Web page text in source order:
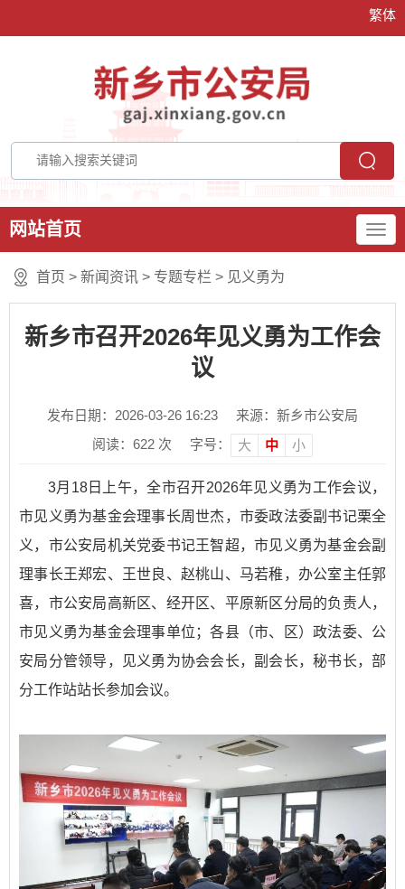
繁体
网站首页
首页 > 新闻资讯 > 专题专栏 > 见义勇为
新乡市召开2026年见义勇为工作会
议
发布日期：2026-03-26 16:23
来源：新乡市公安局
阅读： 622 次 字号： 大 中 小
3月18日上午，全市召开2026年见义勇为工作会议，
市见义勇为基金会理事长周世杰，市委政法委副书记栗全
义，市公安局机关党委书记王智超，市见义勇为基金会副
理事长王郑宏、王世良、赵桃山、马若稚，办公室主任郭
喜，市公安局高新区、经开区、平原新区分局的负责人，
市见义勇为基金会理事单位；各县（市、区）政法委、公
安局分管领导，见义勇为协会会长，副会长，秘书长，部
分工作站站长参加会议。